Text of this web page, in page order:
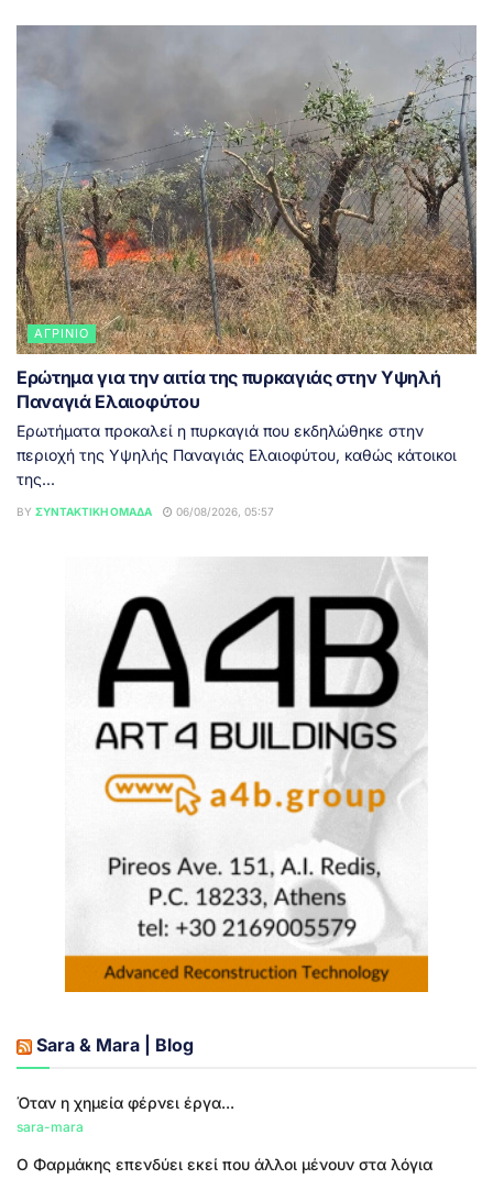
ΑΓΡΊΝΙΟ
Ερώτημα για την αιτία της πυρκαγιάς στην Υψηλή
Παναγιά Ελαιοφύτου
Ερωτήματα προκαλεί η πυρκαγιά που εκδηλώθηκε στην
περιοχή της Υψηλής Παναγιάς Ελαιοφύτου, καθώς κάτοικοι
της...
BY ΣΥΝΤΑΚΤΙΚΉ ΟΜΆΔΑ 06/08/2026, 05:57
Sara & Mara | Blog
Όταν η χημεία φέρνει έργα...
sara-mara
Ο Φαρμάκης επενδύει εκεί που άλλοι μένουν στα λόγια